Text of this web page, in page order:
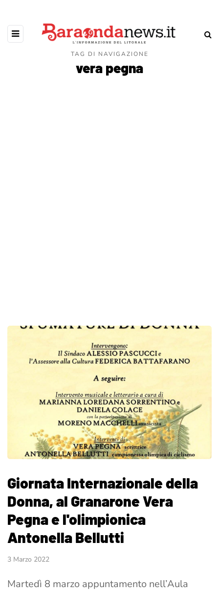
TAG DI NAVIGAZIONE
vera pegna
Giornata Internazionale della
Donna, al Granarone Vera
Pegna e l'olimpionica
Antonella Bellutti
3 Marzo 2022
Martedì 8 marzo appuntamento nell’Aula